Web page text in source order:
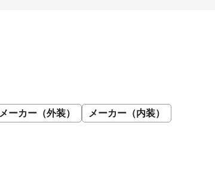
メーカー（外装） メーカー（内装）